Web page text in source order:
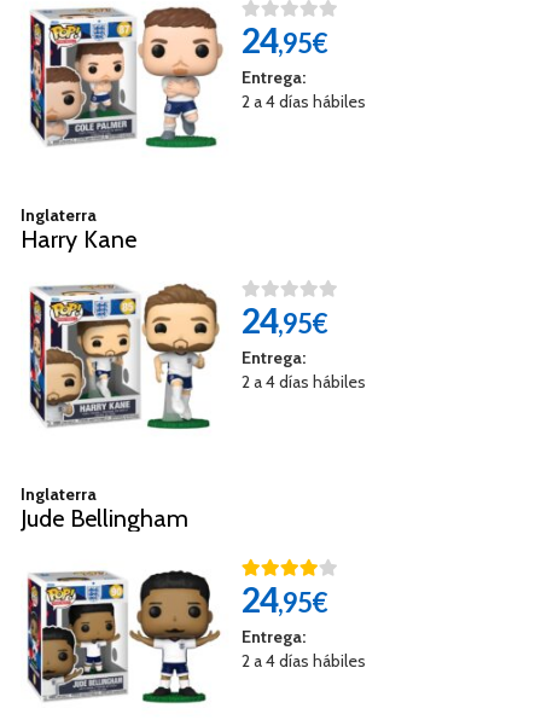
24,95€
Entrega:
2 a 4 días hábiles
Inglaterra
Harry Kane
24,95€
Entrega:
2 a 4 días hábiles
Inglaterra
Jude Bellingham
24,95€
Entrega:
2 a 4 días hábiles